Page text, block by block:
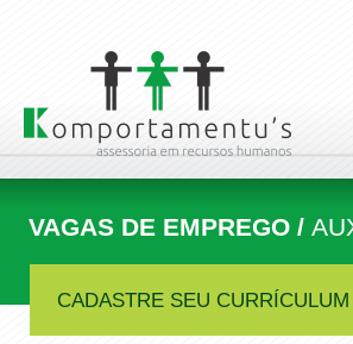
CADASTRE SEU CURRÍCULUM
VAGAS DE EMPREGO /